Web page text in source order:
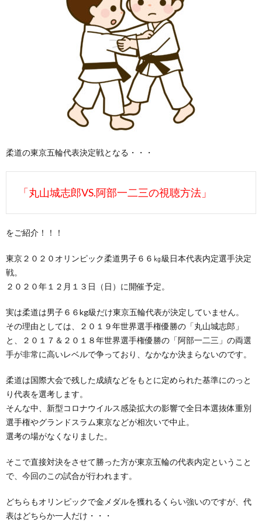
柔道の東京五輪代表決定戦となる・・・
「丸山城志郎VS.阿部一二三の視聴方法」
をご紹介！！！
東京２０２０オリンピック柔道男子６６㎏級日本代表内定選手決定
戦。
２０２０年１２月１３日（日）に開催予定。
実は柔道は男子６６kg級だけ東京五輪代表が決定していません。
その理由としては、２０１９年世界選手権優勝の「丸山城志郎」
と、２０１７＆２０１８年世界選手権優勝の「阿部一二三」の両選
手が非常に高いレベルで争っており、なかなか決まらないのです。
柔道は国際大会で残した成績などをもとに定められた基準にのっと
り代表を選考します。
そんな中、新型コロナウイルス感染拡大の影響で全日本選抜体重別
選手権やグランドスラム東京などが相次いで中止。
選考の場がなくなりました。
そこで直接対決をさせて勝った方が東京五輪の代表内定ということ
で、今回のこの試合が行われます。
どちらもオリンピックで金メダルを獲れるくらい強いのですが、代
表はどちらか一人だけ・・・